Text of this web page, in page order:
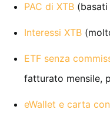
PAC di XTB (basati
Interessi XTB
ETF senza
fatturato mensile,
eWallet e carta